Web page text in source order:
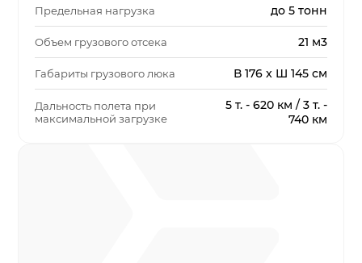
Предельная нагрузка до 5 тонн
Объем грузового отсека 21 м3
Габариты грузового люка В 176 x Ш 145 см
Дальность полета при
максимальной загрузке
5 т. - 620 км / 3 т. -
740 км